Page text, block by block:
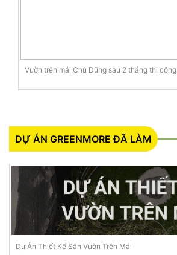
Vườn trên mái Chú Dũng sau 2 tháng thi công
DỰ ÁN GREENMORE ĐÃ LÀM
Dự Án Thiết Kế Sân Vườn Trên Mái